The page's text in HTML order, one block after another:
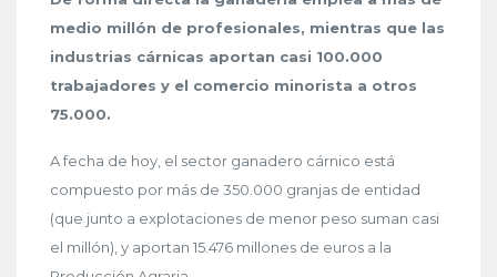
medio millón de profesionales, mientras que las
industrias cárnicas aportan casi 100.000
trabajadores y el comercio minorista a otros
75.000.
A fecha de hoy, el sector ganadero cárnico está
compuesto por más de 350.000 granjas de entidad
(que junto a explotaciones de menor peso suman casi
el millón), y aportan 15.476 millones de euros a la